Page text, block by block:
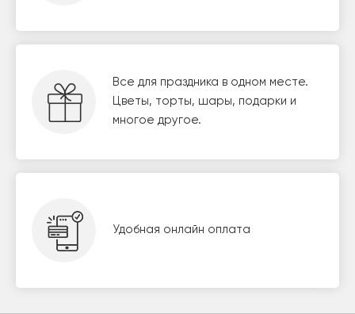
Все для праздника в одном месте.
Цветы, торты, шары, подарки и
многое другое.
Удобная онлайн оплата